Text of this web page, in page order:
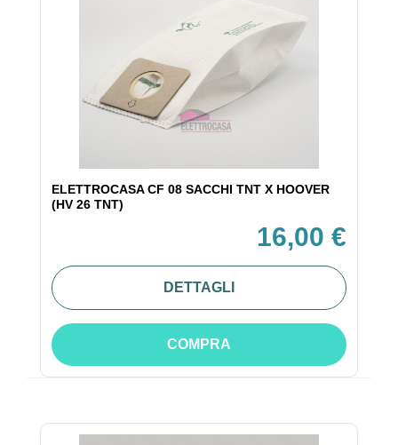
ELETTROCASA CF 08 SACCHI TNT X HOOVER
(HV 26 TNT)
16,00 €
DETTAGLI
COMPRA